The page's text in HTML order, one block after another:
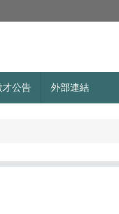
才公告 外部連結